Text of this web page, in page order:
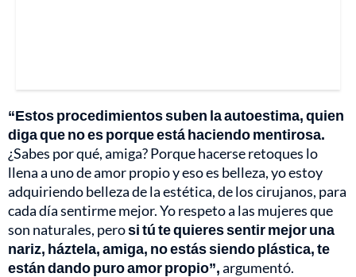
“Estos procedimientos suben la autoestima, quien
diga que no es porque está haciendo mentirosa.
¿Sabes por qué, amiga? Porque hacerse retoques lo
llena a uno de amor propio y eso es belleza, yo estoy
adquiriendo belleza de la estética, de los cirujanos, para
cada día sentirme mejor. Yo respeto a las mujeres que
son naturales, perosi tú te quieres sentir mejor una
nariz, háztela, amiga, no estás siendo plástica, te
están dando puro amor propio”,argumentó.